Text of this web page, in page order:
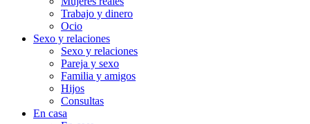
Trabajo y dinero
Ocio
Sexo y relaciones
Sexo y relaciones
Pareja y sexo
Familia y amigos
Hijos
Consultas
En casa